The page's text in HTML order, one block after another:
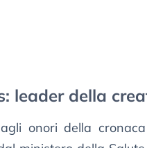
leader della
onori della